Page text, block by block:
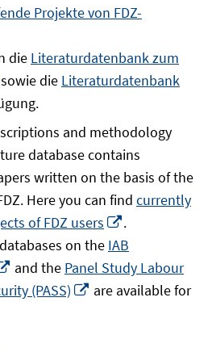
Projekte von FDZ-
die Literaturdatenbank zum
In
Fenster
sowie die Literaturdatenbank
and methodology
database contains
written on the basis of the
Here you can find currently
of FDZ users
neuem
Fenster
öffnen
.
on the IAB
In
neuem
Fenster
and the Panel Study Labour
(PASS)
In
are available for